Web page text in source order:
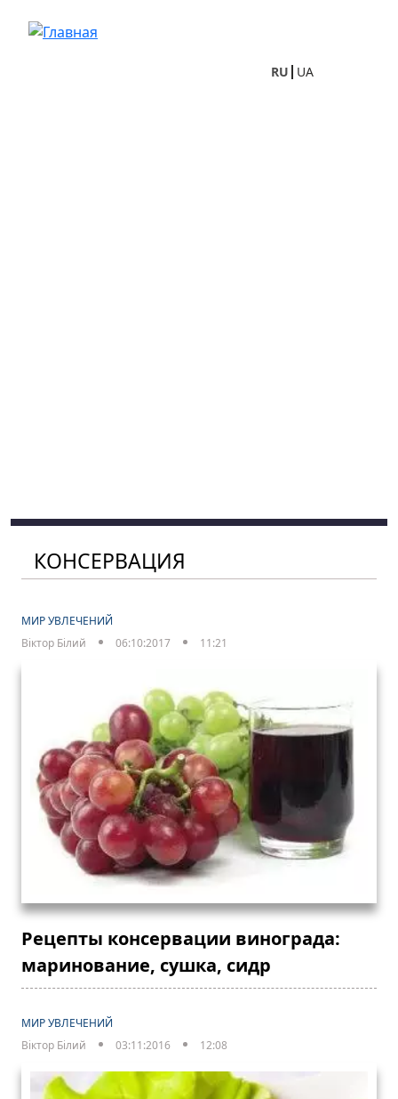
RU UA
КОНСЕРВАЦИЯ
МИР УВЛЕЧЕНИЙ
Віктор Білий
06:10:2017 11:21
Рецепты консервации винограда:
маринование, сушка, сидр
МИР УВЛЕЧЕНИЙ
Віктор Білий
03:11:2016 12:08